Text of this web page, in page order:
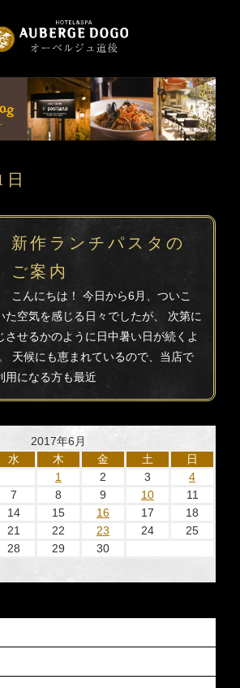
新作ランチパスタの
ご案内
こんにちは！ 今日から6月、ついこ
た空気を感じる日々でしたが、 次第に
させるかのように日中暑い日が続くよ
天候にも恵まれているので、当店で
用になる方も最近
2017年6月
水 木 金 土
日
1
2 3
4
7 8 9 10
11
14 15 16 17
18
21 22 23 24
25
28 29
30